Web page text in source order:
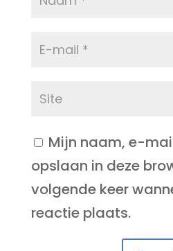
Mijn naam, e-
opslaan in deze
volgende keer
reactie plaats.